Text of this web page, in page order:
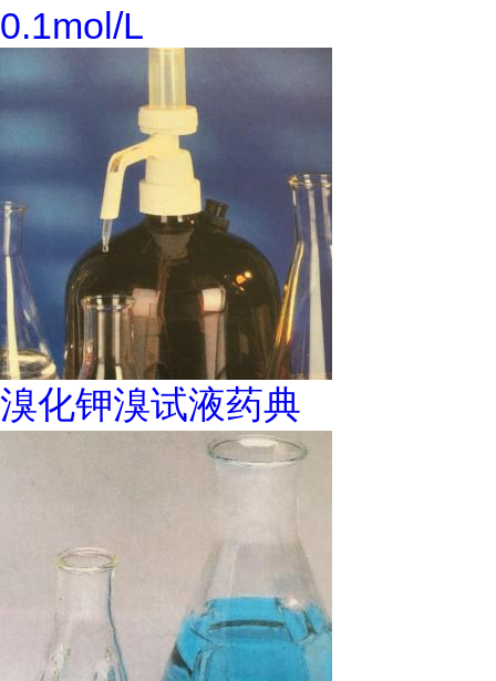
0.1mol/L
溴化钾溴试液药典